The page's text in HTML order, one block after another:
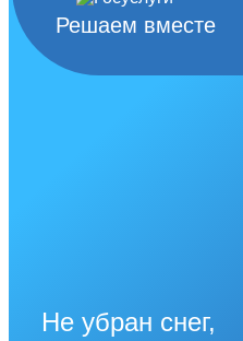
Решаем вместе
Не убран снег,